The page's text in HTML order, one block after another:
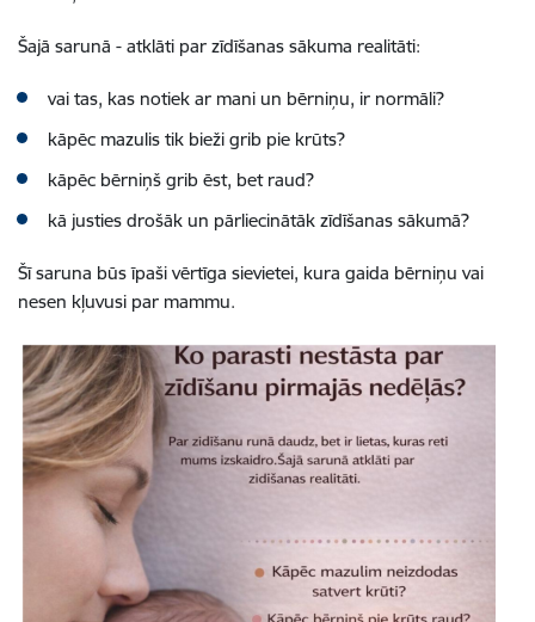
Šajā sarunā - atklāti par zīdīšanas sākuma realitāti:
vai tas, kas notiek ar mani un bērniņu, ir normāli?
kāpēc mazulis tik bieži grib pie krūts?
kāpēc bērniņš grib ēst, bet raud?
kā justies drošāk un pārliecinātāk zīdīšanas sākumā?
Šī saruna būs īpaši vērtīga sievietei, kura gaida bērniņu vai
nesen kļuvusi par mammu.